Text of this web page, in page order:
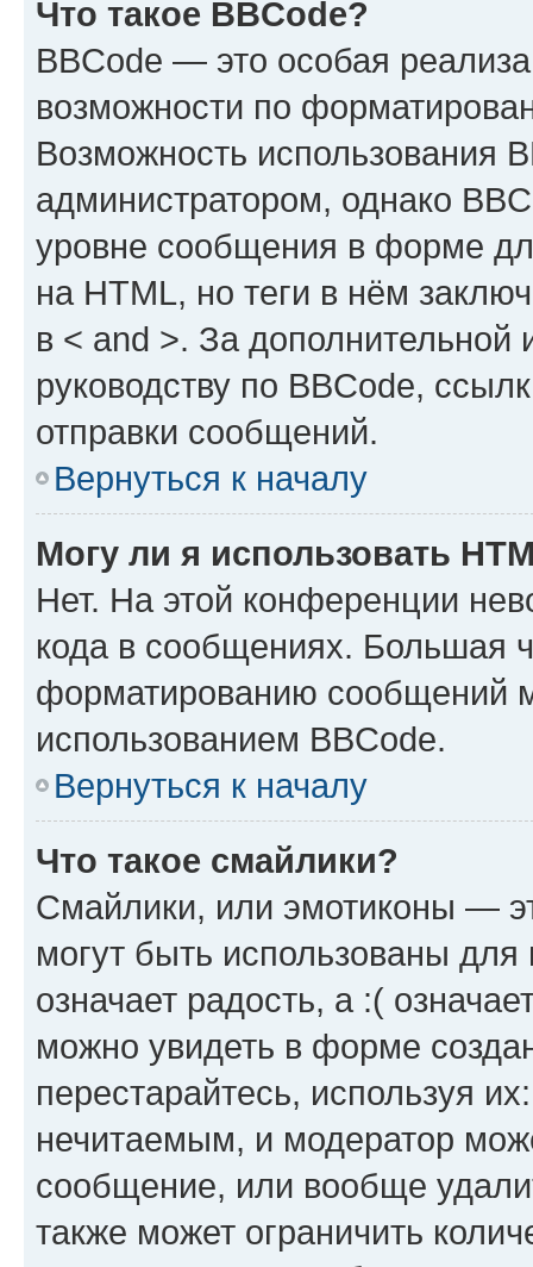
Что такое BBCode?
BBCode — это особая
возможности по
Возможность использования
администратором, однако
уровне сообщения в форме
на HTML, но теги в нём
в < and >. За
руководству по BBCode,
отправки сообщений.
Вернуться к началу
Могу ли я использовать
Нет. На этой конференции
кода в сообщениях. Большая
форматированию сообщений
использованием BBCode.
Вернуться к началу
Что такое смайлики?
Смайлики, или эмотиконы —
могут быть использованы
означает радость, а :(
можно увидеть в форме
перестарайтесь, используя
нечитаемым, и модератор
сообщение, или вообще
также может ограничить